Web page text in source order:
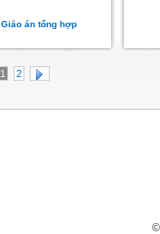
Giáo án tổng hợp
1 2